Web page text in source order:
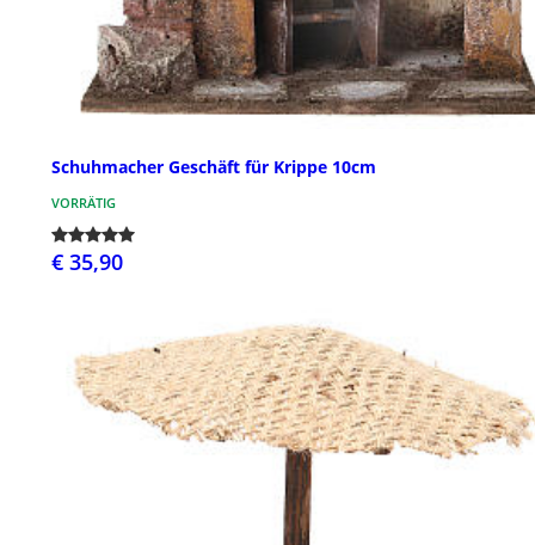
Schuhmacher Geschäft für Krippe 10cm
VORRÄTIG
€ 35,90